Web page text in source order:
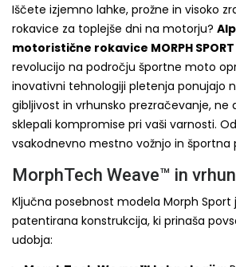
Iščete izjemno lahke, prožne in visoko
rokavice za toplejše dni na motorju?
motoristične rokavice MORPH SPORT
revolucijo na področju športne moto
inovativni tehnologiji pletenja ponujajo
gibljivost in vrhunsko prezračevanje, ne
sklepali kompromise pri vaši varnosti.
vsakodnevno mestno vožnjo in športna
MorphTech Weave™ in
Ključna posebnost modela Morph Sport
patentirana konstrukcija, ki prinaša
udobja: